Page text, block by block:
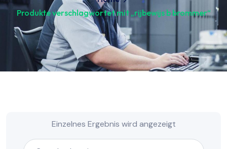
Produkte verschlagwortet mit „rijbewijs b brommer“
Einzelnes Ergebnis wird angezeigt